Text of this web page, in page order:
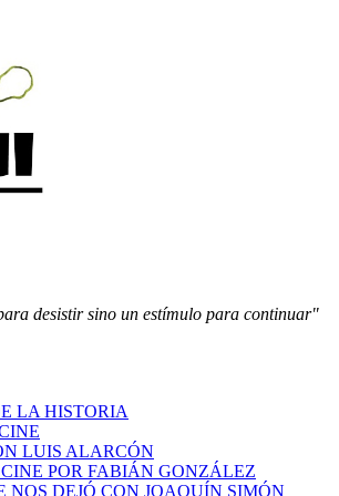
desistir sino un estímulo para continuar"
LA HISTORIA
LUIS ALARCÓN
POR FABIÁN GONZÁLEZ
NOS DEJÓ CON JOAQUÍN SIMÓN